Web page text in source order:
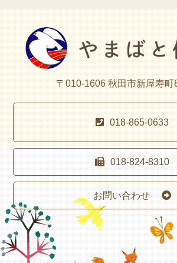
〒010-1606 秋田市新屋寿町
018-865-0633
018-824-8310
お問い合わせ